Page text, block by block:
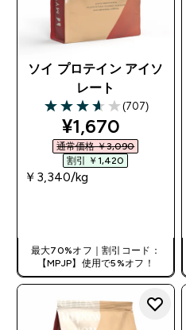
ソイ プロテイン アイソ
レート
3.63 out of 5 stars
(707)
discounted
¥1,670‎
通常価格 ￥3,090‎
割引 ￥1,420‎
￥3,340‎/kg
最大70%オフ｜割引コード：
【MPJP】使用で5%オフ！